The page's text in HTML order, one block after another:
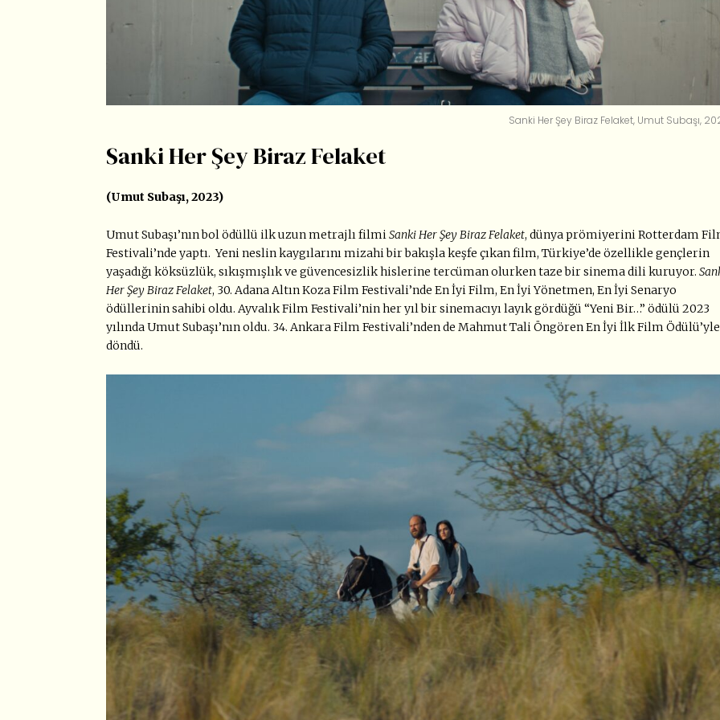
Sanki Her Şey Biraz Felaket, Umut Subaşı,
Sanki Her Şey Biraz Felaket
(Umut Subaşı, 2023)
Umut Subaşı’nın bol ödüllü ilk uzun metrajlı filmiSanki Her Şey Biraz Felaket, dünya prömiyerini Rotterdam
Festivali’nde yaptı. Yeni neslin kaygılarını mizahi bir bakışla keşfe çıkan film, Türkiye’de özellikle gençlerin
yaşadığı köksüzlük, sıkışmışlık ve güvencesizlik hislerine tercüman olurken taze bir sinema dili kuruyor.
Her Şey Biraz Felaket, 30. Adana Altın Koza Film Festivali’nde En İyi Film, En İyi Yönetmen, En İyi Senaryo
ödüllerinin sahibi oldu. Ayvalık Film Festivali’nin her yıl bir sinemacıyı layık gördüğü “Yeni Bir…” ödülü 2023
yılında Umut Subaşı’nın oldu. 34. Ankara Film Festivali’nden de Mahmut Tali Öngören En İyi İlk Film Ödülü’yle
döndü.